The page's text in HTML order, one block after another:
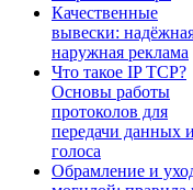
Качественные
вывески:
наружная реклама
Что такое IP TCP?
Основы работы
протоколов для
передачи данных и
голоса
Обрамление и